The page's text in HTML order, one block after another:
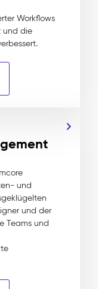
Workflows
und die
und
und der
Teams und